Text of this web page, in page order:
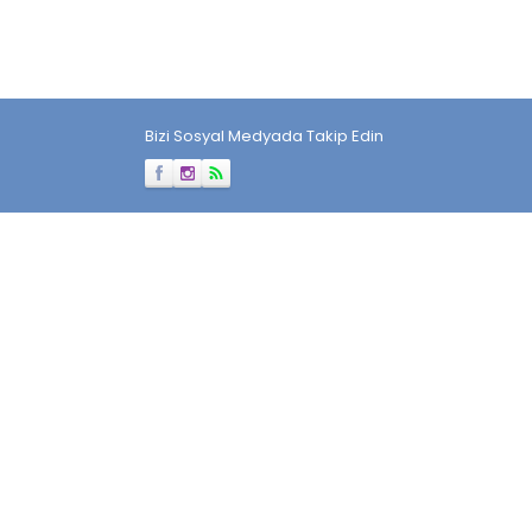
Bizi Sosyal Medyada Takip Edin